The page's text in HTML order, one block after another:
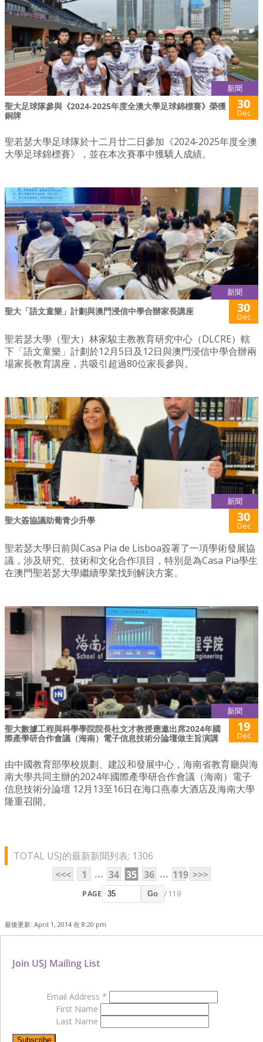
新聞
聖大足球隊參與《2024-2025年度全澳大學足球錦標賽》榮獲
銅牌
30
Dec
聖若瑟大學足球隊於十二月廿二日參加《2024-2025年度全澳
大學足球錦標賽》，並在本次賽事中獲驕人成績。
新聞
聖大「語文童樂」計劃與澳門浸信中學合辦家長講座 30
Dec
聖若瑟大學（聖大）林家駿主教教育研究中心（DLCRE）轄
下「語文童樂」計劃於12月5日及12日與澳門浸信中學合辦兩
場家長教育講座，共吸引超過80位家長參與。
新聞
聖大簽協議助葡青少升學 30
Dec
聖若瑟大學日前與Casa Pia de Lisboa簽署了一項學術發展協
議，涉及研究、技術和文化合作項目，特別是為Casa Pia學生
在澳門聖若瑟大學繼續學業找到解決方案。
新聞
聖大數據工程與科學學院院長杜文才教授應邀出席2024年國
際產學研合作會議（海南）電子信息技術分論壇做主旨演講
19
Dec
由中國教育部學校規劃、建設和發展中心，海南省教育廳與海
南大學共同主辦的2024年國際產學研合作會議（海南）電子
信息技術分論壇 12月13至16日在海口燕泰大酒店及海南大學
隆重召開。
TOTAL USJ的最新新聞列表: 1306
<<<
1 ... 34 35 36 ... 119 >>>
PAGE Go / 119
最後更新: April 1, 2014 在 8:20 pm
Join USJ Mailing List
Email Address *
First Name
Last Name